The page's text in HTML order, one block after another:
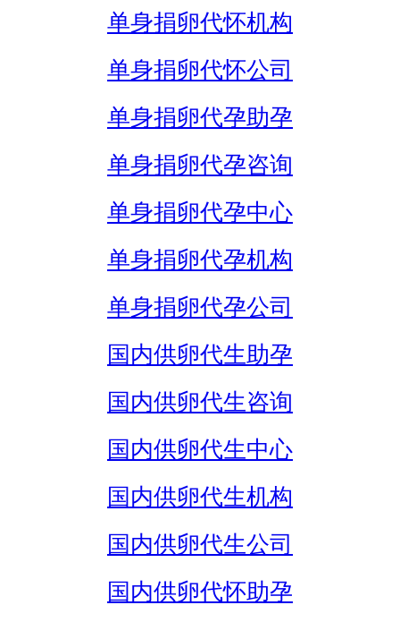
单身捐卵代怀机构
单身捐卵代怀公司
单身捐卵代孕助孕
单身捐卵代孕咨询
单身捐卵代孕中心
单身捐卵代孕机构
单身捐卵代孕公司
国内供卵代生助孕
国内供卵代生咨询
国内供卵代生中心
国内供卵代生机构
国内供卵代生公司
国内供卵代怀助孕